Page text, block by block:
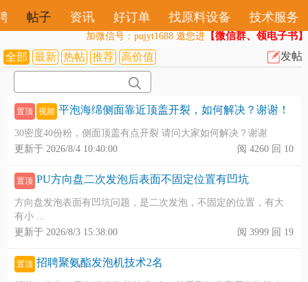
帖子 资讯 好订单 找原料设备 技术服务
加微信号：pujyt1688 邀您进 【微信群、领电子书】
全部 最新 热帖 推荐 高价值 发帖
置顶 视频 平泡海绵侧面靠近顶盖开裂，如何解决？谢谢！
30密度40份粉，侧面顶盖有点开裂 请问大家如何解决？谢谢
更新于 2026/8/4 10:40:00
阅 4260 回 10
置顶 PU方向盘二次发泡后表面不固定位置有凹坑
方向盘发泡表面有凹坑问题，是二次发泡，不固定的位置，有大
有小 ...
更新于 2026/8/3 15:38:00
阅 3999 回 19
置顶 招聘聚氨酯发泡机技术2名